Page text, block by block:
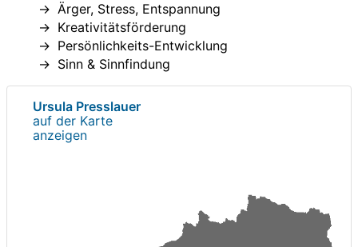
Ärger, Stress, Entspannung
Kreativitätsförderung
Persönlichkeits-Entwicklung
Sinn & Sinnfindung
Ursula Presslauer
auf der Karte
anzeigen